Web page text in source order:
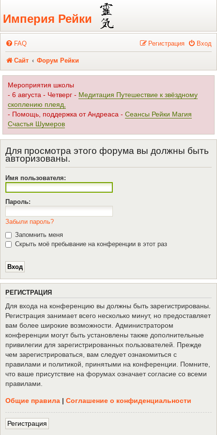
Регистрация
Империя Рейки
FAQ Вход
Регистрация
Сайт Форум Рейки
Мероприятия школы
- 6 августа - Четверг - Медитация Путешествие к звёздному
скоплению плеяд,
- Помощь, поддержка от Андреаса - Сеансы Рейки Магия
Счастья Шумеров
Для просмотра этого форума вы должны быть
авторизованы.
Имя пользователя:
Пароль:
Забыли пароль?
Запомнить меня
Скрыть моё пребывание на конференции в этот раз
РЕГИСТРАЦИЯ
Для входа на конференцию вы должны быть зарегистрированы.
Регистрация занимает всего несколько минут, но предоставляет
вам более широкие возможности. Администратором
конференции могут быть установлены также дополнительные
привилегии для зарегистрированных пользователей. Прежде
чем зарегистрироваться, вам следует ознакомиться с
правилами и политикой, принятыми на конференции. Помните,
что ваше присутствие на форумах означает согласие со всеми
правилами.
Общие правила | Соглашение о конфиденциальности
Регистрация